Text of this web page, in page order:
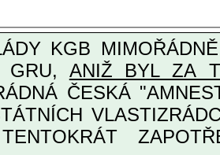
GRU, ANIŽ BYL ZA